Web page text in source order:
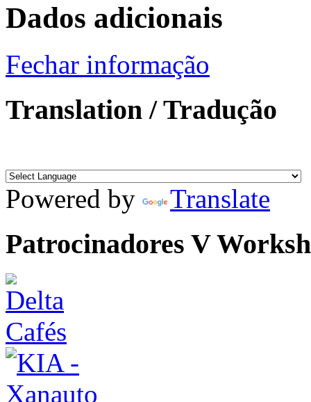
Dados adicionais
Fechar informação
Translation / Tradução
Powered by Translate
Patrocinadores V